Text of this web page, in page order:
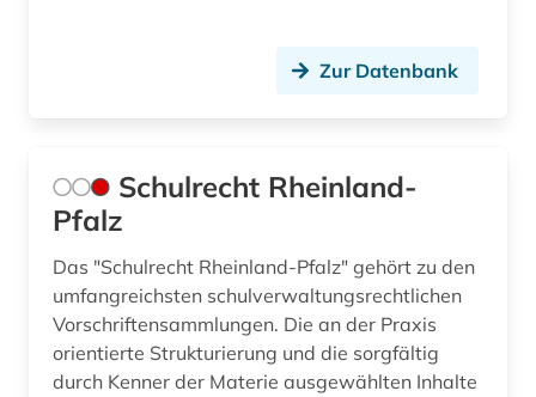
Zur Datenbank
Schulrecht Rheinland-
Pfalz
Das "Schulrecht Rheinland-Pfalz" gehört zu den
umfangreichsten schulverwaltungsrechtlichen
Vorschriftensammlungen. Die an der Praxis
orientierte Strukturierung und die sorgfältig
durch Kenner der Materie ausgewählten Inhalte